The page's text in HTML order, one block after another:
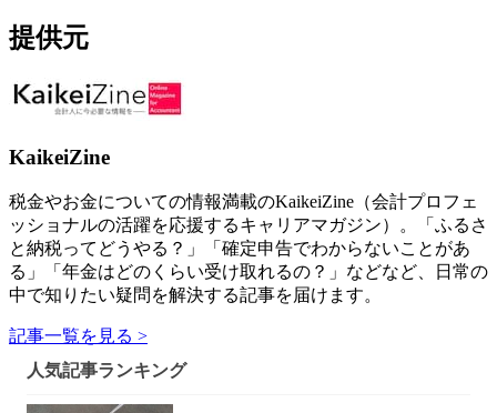
提供元
KaikeiZine
税金やお金についての情報満載のKaikeiZine（会計プロフェ
ッショナルの活躍を応援するキャリアマガジン）。「ふるさ
と納税ってどうやる？」「確定申告でわからないことがあ
る」「年金はどのくらい受け取れるの？」などなど、日常の
中で知りたい疑問を解決する記事を届けます。
記事一覧を見る >
人気記事ランキング